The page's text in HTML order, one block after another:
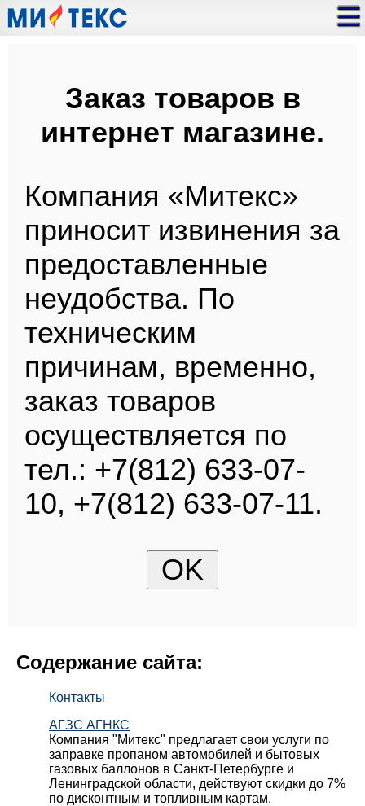
Заказ товаров в
интернет магазине.
Компания «Митекс»
приносит извинения за
предоставленные
неудобства. По
техническим
причинам, временно,
заказ товаров
осуществляется по
тел.: +7(812) 633-07-
10, +7(812) 633-07-11.
Содержание сайта:
Контакты
АГЗС АГНКС
Компания "Митекс" предлагает свои услуги по
заправке пропаном автомобилей и бытовых
газовых баллонов в Санкт-Петербурге и
Ленинградской области, действуют скидки до 7%
по дисконтным и топливным картам.